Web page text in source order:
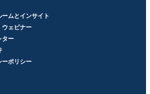
ームとインサイト
ウェビナー
ター
ーポリシー